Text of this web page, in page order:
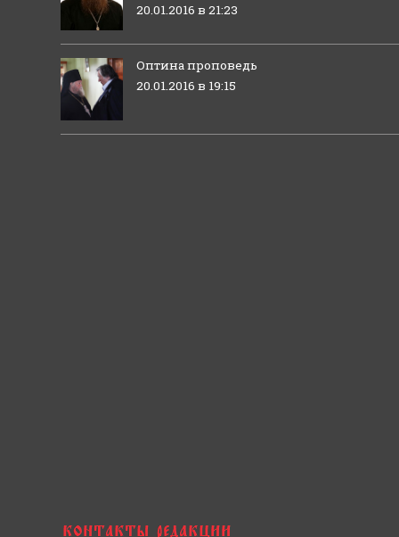
20.01.2016 в 21:23
Оптина проповедь
20.01.2016 в 19:15